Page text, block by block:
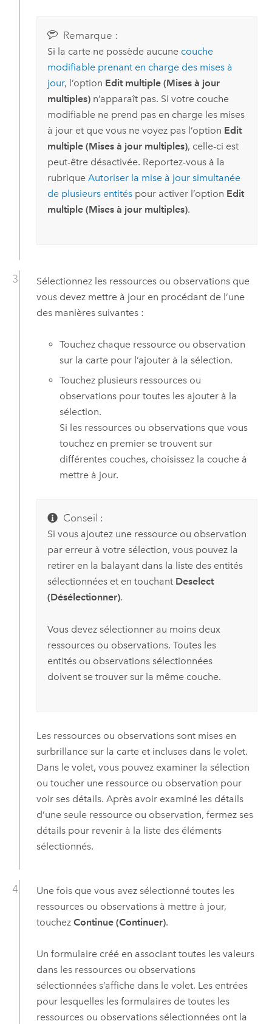
Remarque :
Si la carte ne possède aucune couche
modifiable prenant en charge des mises à
jour, l’option Edit multiple (Mises à jour
multiples)n’apparaît pas. Si votre couche
modifiable ne prend pas en charge les mises
à jour et que vous ne voyez pas l’option Edit
multiple (Mises à jour multiples), celle-ci est
peut-être désactivée. Reportez-vous à la
rubrique Autoriser la mise à jour simultanée
de plusieurs entitéspour activer l’option Edit
multiple (Mises à jour multiples).
Sélectionnez les ressources ou observations que
vous devez mettre à jour en procédant de l’une
des manières suivantes :
Touchez chaque ressource ou observation
sur la carte pour l’ajouter à la sélection.
Touchez plusieurs ressources ou
observations pour toutes les ajouter à la
sélection.
Si les ressources ou observations que vous
touchez en premier se trouvent sur
différentes couches, choisissez la couche à
mettre à jour.
Conseil :
Si vous ajoutez une ressource ou observation
par erreur à votre sélection, vous pouvez la
retirer en la balayant dans la liste des entités
sélectionnées et en touchant Deselect
(Désélectionner).
Vous devez sélectionner au moins deux
ressources ou observations. Toutes les
entités ou observations sélectionnées
doivent se trouver sur la même couche.
Les ressources ou observations sont mises en
surbrillance sur la carte et incluses dans le volet.
Dans le volet, vous pouvez examiner la sélection
ou toucher une ressource ou observation pour
voir ses détails. Après avoir examiné les détails
d’une seule ressource ou observation, fermez ses
détails pour revenir à la liste des éléments
sélectionnés.
Une fois que vous avez sélectionné toutes les
ressources ou observations à mettre à jour,
touchez Continue (Continuer).
Un formulaire créé en associant toutes les valeurs
dans les ressources ou observations
sélectionnées s’affiche dans le volet. Les entrées
pour lesquelles les formulaires de toutes les
ressources ou observations sélectionnées ont la